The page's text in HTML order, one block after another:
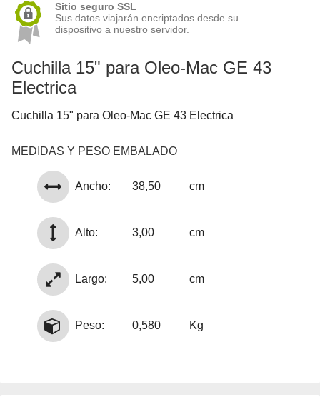
Sitio seguro SSL
Sus datos viajarán encriptados desde su
dispositivo a nuestro servidor.
Cuchilla 15" para Oleo-Mac GE 43
Electrica
Cuchilla 15" para Oleo-Mac GE 43 Electrica
MEDIDAS Y PESO EMBALADO
Ancho: 38,50 cm
Alto: 3,00 cm
Largo: 5,00 cm
Peso: 0,580 Kg